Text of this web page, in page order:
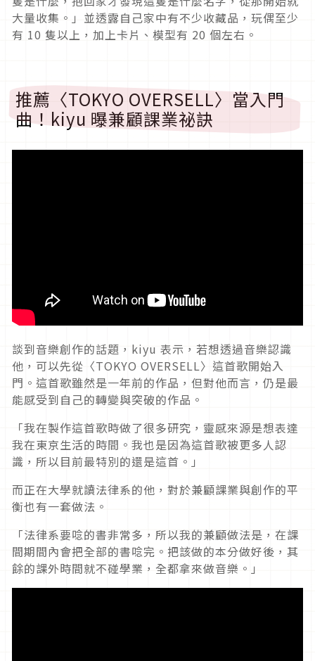
大量收集。」並透露自己家中有不少收藏品，玩偶至少
有 10 隻以上，加上卡片、模型有 20 個左右。
推薦〈TOKYO OVERSELL〉當入門
曲！kiyu 曝兼顧課業祕訣
談到音樂創作的話題，kiyu 表示，若想透過音樂認識
他，可以先從〈TOKYO OVERSELL〉這首歌開始入
門。這首歌雖然是一年前的作品，但對他而言，仍是最
能感受到自己的轉變與突破的作品。
「我在製作這首歌時做了很多研究，靈感來源是想表達
我在東京生活的時間。我也是因為這首歌被更多人認
識，所以目前最特別的還是這首。」
而正在大學就讀法律系的他，對於兼顧課業與創作的平
衡也有一套做法。
「法律系要唸的書非常多，所以我的兼顧做法是，在課
間期間內會把全部的書唸完。把該做的本分做好後，其
餘的課外時間就不碰學業，全都拿來做音樂。」